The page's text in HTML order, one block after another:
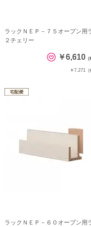
ラックＮＥＰ－７５オープン用
２チェリー
￥6,610 (
￥7,271 (
ラックＮＥＰ－６０オープン用